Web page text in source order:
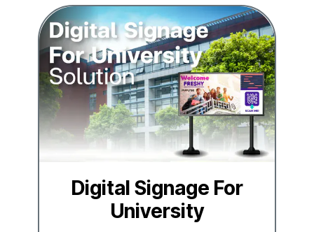
Digital Signage For
University